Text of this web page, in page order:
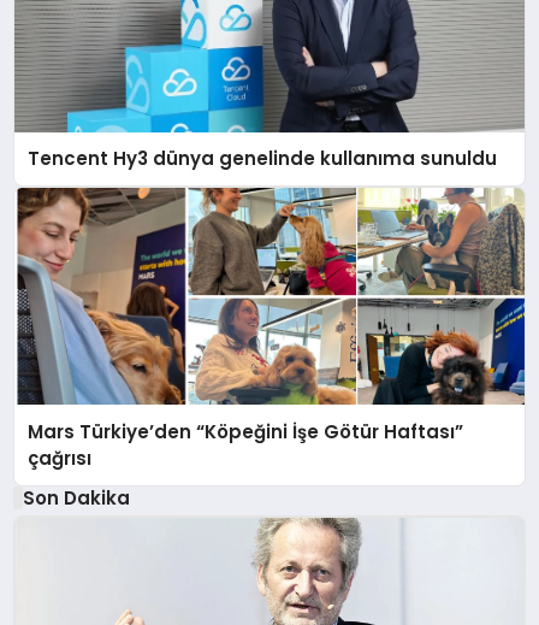
Tencent Hy3 dünya genelinde kullanıma sunuldu
Mars Türkiye’den “Köpeğini İşe Götür Haftası”
çağrısı
Son Dakika